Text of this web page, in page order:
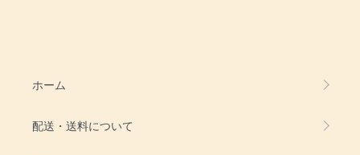
ホーム
配送・送料について